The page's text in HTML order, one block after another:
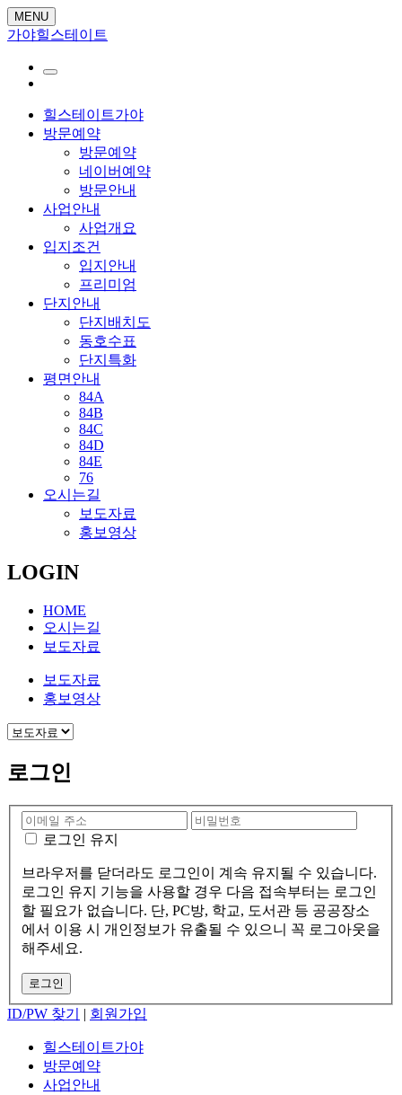
MENU
가야힐스테이트
힐스테이트가야
방문예약
방문예약
네이버예약
방문안내
사업안내
사업개요
입지조건
입지안내
프리미엄
단지안내
단지배치도
동호수표
단지특화
평면안내
84A
84B
84C
84D
84E
76
오시는길
보도자료
홍보영상
LOGIN
HOME
오시는길
보도자료
보도자료
홍보영상
로그인
로그인 유지
브라우저를 닫더라도 로그인이 계속 유지될 수 있습니다.
로그인 유지 기능을 사용할 경우 다음 접속부터는 로그인
할 필요가 없습니다. 단, PC방, 학교, 도서관 등 공공장소
에서 이용 시 개인정보가 유출될 수 있으니 꼭 로그아웃을
해주세요.
ID/PW 찾기 | 회원가입
힐스테이트가야
방문예약
사업안내